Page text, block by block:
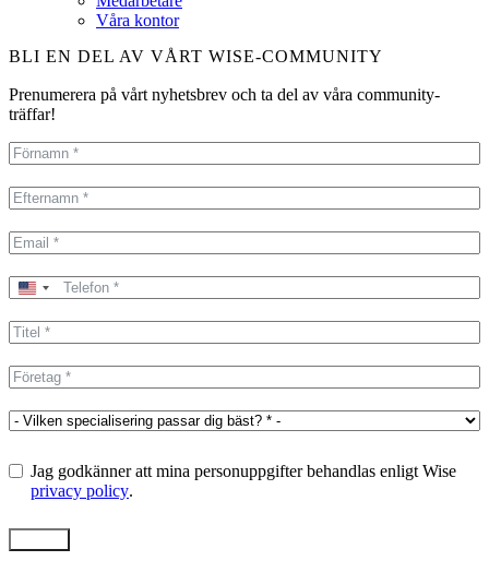
Våra kontor
BLI EN DEL AV VÅRT WISE-COMMUNITY
Prenumerera på vårt nyhetsbrev och ta del av våra community-
träffar!
United
+1
Jag godkänner att mina personuppgifter behandlas enligt Wise
privacy policy.